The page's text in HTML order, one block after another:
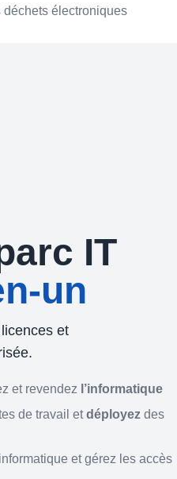
déchets électroniques
IT
un
et
et revendez l’informatique
de travail etdéployez des
et gérez les accès